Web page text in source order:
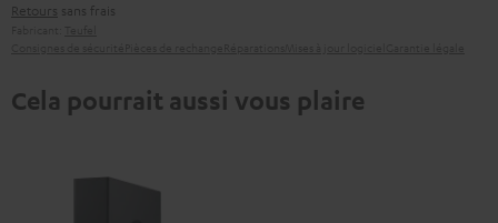
Retours sans frais
Cela pourrait aussi vous plaire